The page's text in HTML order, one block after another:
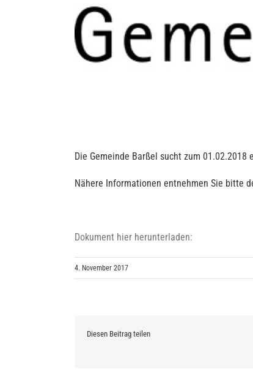
Die Gemeinde Barßel sucht zum
Nähere Informationen entnehmen Sie bitte
Dokument hier herunterladen:
4. November 2017
Diesen Beitrag teilen